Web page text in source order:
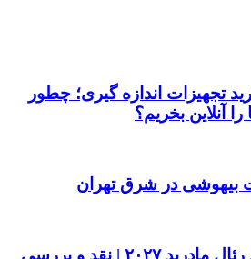
تجهیزات اندازه گیری؛ چطور
آنلاین بخریم؟
بیهوشی در شرق تهران